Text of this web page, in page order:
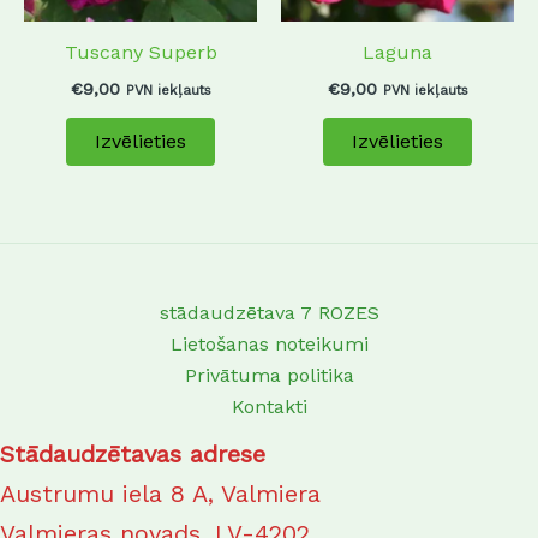
Tuscany Superb
€9,00 PVN iekļauts
Izvēlieties
may
be
on
Laguna
€9,00 PVN iekļauts
Izvēlieties
may
on
stādaudzētava 7 ROZES
Lietošanas noteikumi
Privātuma politika
Kontakti
Stādaudzētavas adrese
Austrumu iela 8 A, Valmiera